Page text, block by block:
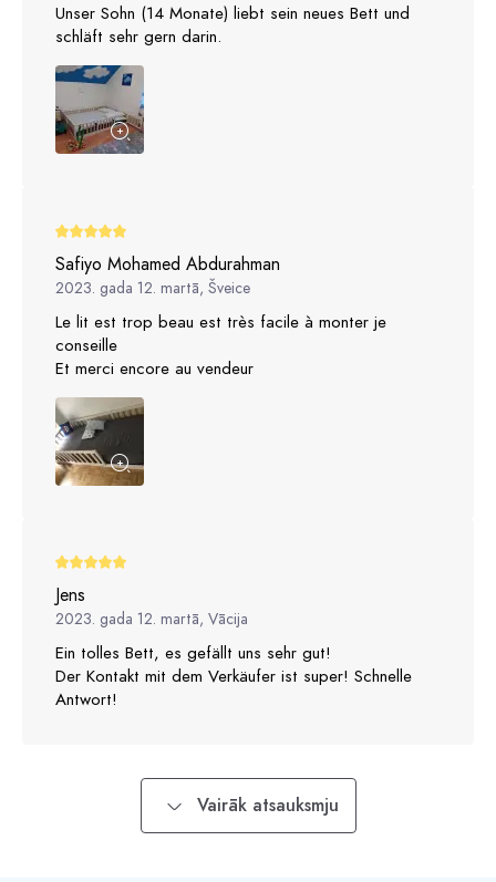
Unser Sohn (14 Monate) liebt sein neues Bett und
schläft sehr gern darin.
Safiyo Mohamed Abdurahman
2023. gada 12. martā, Šveice
Le lit est trop beau est très facile à monter je
conseille
Et merci encore au vendeur
Jens
2023. gada 12. martā, Vācija
Ein tolles Bett, es gefällt uns sehr gut!
Der Kontakt mit dem Verkäufer ist super! Schnelle
Antwort!
Vairāk atsauksmju